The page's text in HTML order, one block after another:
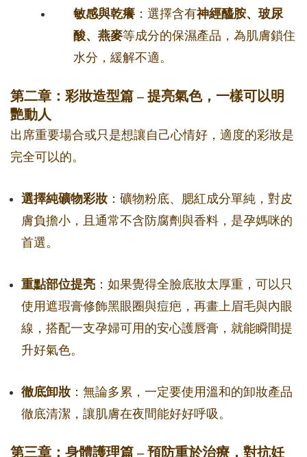
敏感與乾癢 ：選擇含有神經醯胺、玻尿
酸、燕麥等成分的保濕產品，為肌膚鎖住
水分，緩解不適。
第二章：彩妝造型篇 – 提亮氣色，一樣可以明
艷動人
出席重要場合或只是想讓自己心情好，適度的彩妝是
完全可以的。
選擇純礦物彩妝 ：礦物粉底、腮紅成分單純，對皮
膚負擔小，且通常不含防腐劑與香料，是孕媽咪的
首選。
重點部位提亮 ：如果覺得全臉底妝太厚重，可以只
使用遮瑕膏修飾黑眼圈與痘疤，再畫上眉毛與內眼
線，搭配一支孕婦可用的安心護唇膏，就能瞬間提
升好氣色。
徹底卸妝 ：無論多累，一定要使用溫和的卸妝產品
徹底清潔，讓肌膚在夜間能好好呼吸。
第三章：身體護理篇 – 預防重於治療，對抗妊